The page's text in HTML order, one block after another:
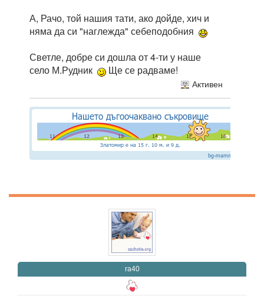
А, Рачо, той нашия тати, ако дойде, хич и
няма да си "наглежда" себеподобния
Светле, добре си дошла от 4-ти у наше
село М.Рудник
Ще се радваме!
Активен
ra40